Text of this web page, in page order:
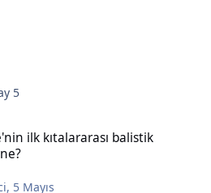
5
ilk kıtalararası balistik
, 5 Mayıs